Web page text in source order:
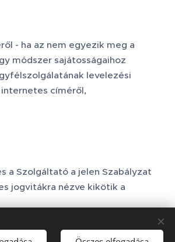
- ha az nem egyezik meg a
módszer sajátosságaihoz
levelezési
címéről,
a Szolgáltató a jelen Szabályzat
jogvitákra nézve kikötik a